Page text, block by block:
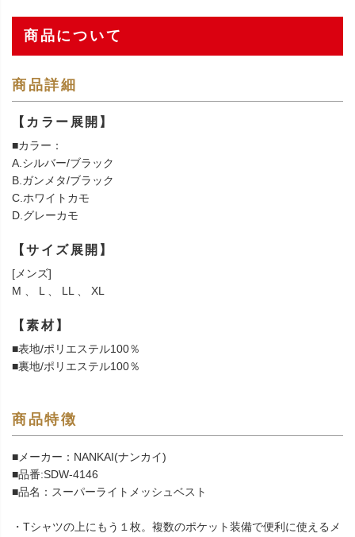
商品について
商品詳細
【カラー展開】
■カラー：
A.シルバー/ブラック
B.ガンメタ/ブラック
C.ホワイトカモ
D.グレーカモ
【サイズ展開】
[メンズ]
M 、 L 、 LL 、 XL
【素材】
■表地/ポリエステル100％
■裏地/ポリエステル100％
商品特徴
■メーカー：NANKAI(ナンカイ)
■品番:SDW-4146
■品名：スーパーライトメッシュベスト
・Tシャツの上にもう１枚。複数のポケット装備で便利に使えるメ